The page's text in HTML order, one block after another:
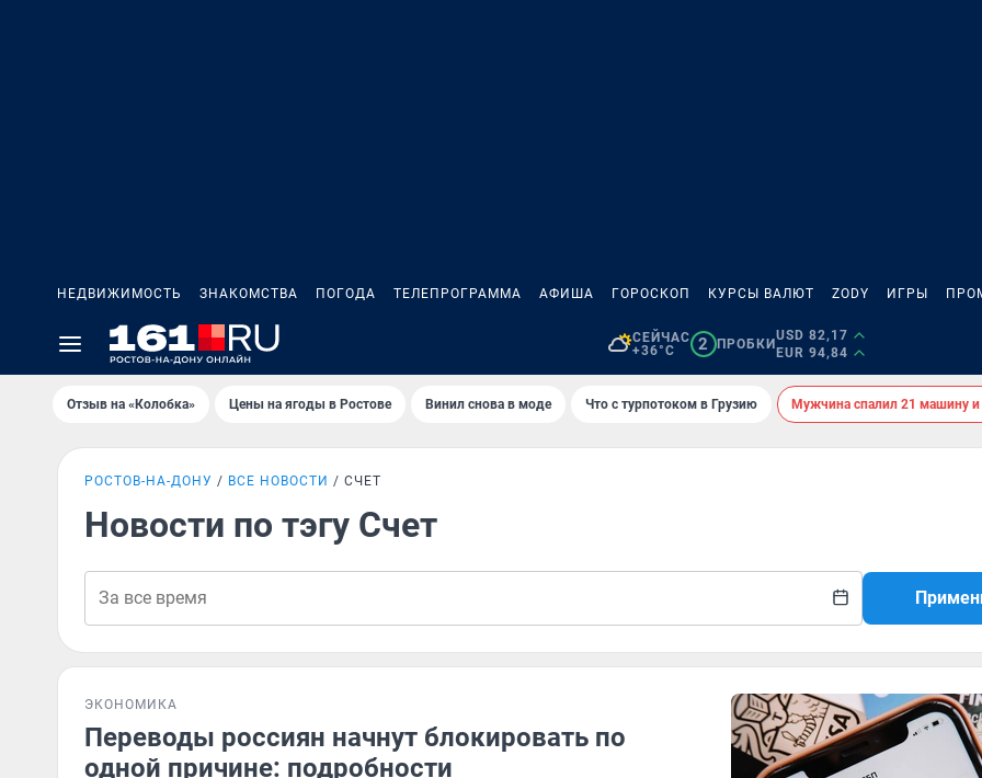
НЕДВИЖИМОСТЬ ЗНАКОМСТВА ПОГОДА ТЕЛЕПРОГРАММА АФИША ГОРОСКОП КУРСЫ ВАЛЮТ ZODY ИГРЫ
СЕЙЧАС
+36°C
2 ПРОБКИ
USD 82,17
EUR 94,84
Отзыв на «Колобка» Цены на ягоды в Ростове Винил снова в моде Что с турпотоком в Грузию Мужчина спалил 21 машину
РОСТОВ-НА-ДОНУ ВСЕ НОВОСТИ СЧЕТ
Новости по тэгу Счет
ЭКОНОМИКА
Переводы россиян начнут блокировать по
одной причине: подробности